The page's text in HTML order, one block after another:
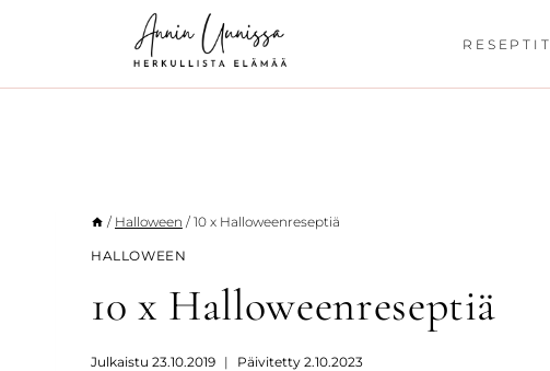
RESEPTIT
/ Halloween / 10 x Halloweenreseptiä
HALLOWEEN
10 x Halloweenreseptiä
Julkaistu 23.10.2019 Päivitetty 2.10.2023